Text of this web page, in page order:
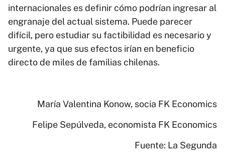
internacionales es definir cómo podrían ingresar al
engranaje del actual sistema. Puede parecer
difícil, pero estudiar su factibilidad es necesario y
urgente, ya que sus efectos irían en beneficio
directo de miles de familias chilenas.
María Valentina Konow, socia FK Economics
Felipe Sepúlveda, economista FK Economics
Fuente: La Segunda